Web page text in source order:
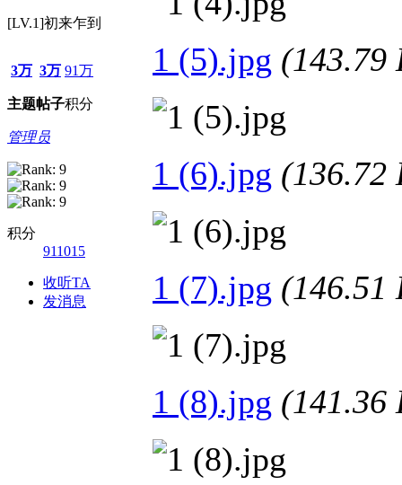
[LV.1]初来乍到
3万
主题
3万
帖子
91万
积分
管理员
积分
911015
收听TA
发消息
1 (5).jpg (143.79
1 (6).jpg (136.72
1 (7).jpg (146.51
1 (8).jpg (141.36